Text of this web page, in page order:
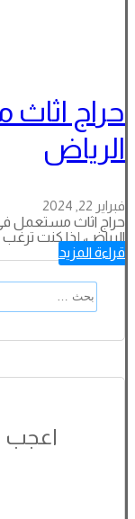
حراج
الرياض
فبراير 22, 2024
حراج اثاث مستعمل
الرياض، إذا كنت
قراءة المزيد
البحث
عن:
اعجب